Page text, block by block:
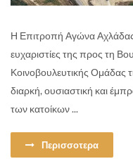
Η Επιτροπή Αγώνα Αχλάδας
ευχαριστίες της προς τη
Κοινοβουλευτικής Ομάδας
διαρκή, ουσιαστική και
των κατοίκων ...
Περισσοτερα